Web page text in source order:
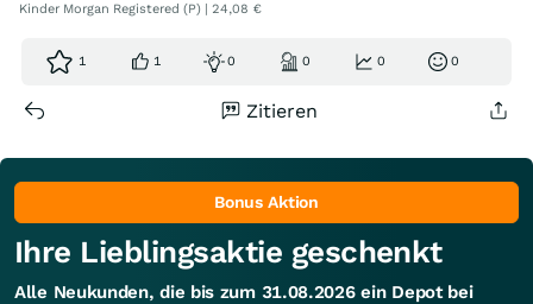
Kinder Morgan Registered (P) | 24,08 €
1 1 0 0 0 0
Zitieren
Bonus Aktion
Ihre Lieblingsaktie geschenkt
Alle Neukunden, die bis zum 31.08.2026 ein Depot bei